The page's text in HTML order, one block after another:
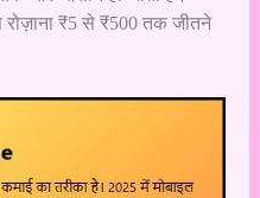
₹5 से ₹500 तक जीतने